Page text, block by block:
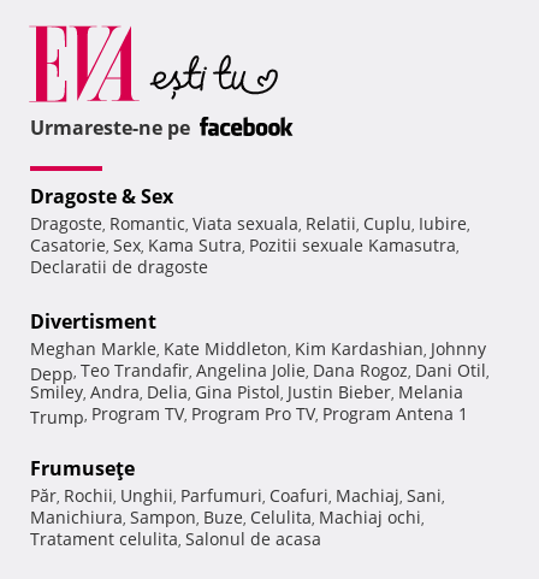
Urmareste-ne pe
Dragoste & Sex
Dragoste, Romantic, Viata sexuala, Relatii, Cuplu, Iubire,
Casatorie, Sex, Kama Sutra, Pozitii sexuale Kamasutra,
Declaratii de dragoste
Divertisment
Meghan Markle, Kate Middleton, Kim Kardashian, Johnny
Depp, Teo Trandafir, Angelina Jolie, Dana Rogoz, Dani Otil,
Smiley, Andra, Delia, Gina Pistol, Justin Bieber, Melania
Trump, Program TV, Program Pro TV, Program Antena 1
Frumuseţe
Păr, Rochii, Unghii, Parfumuri, Coafuri, Machiaj, Sani,
Manichiura, Sampon, Buze, Celulita, Machiaj ochi,
Tratament celulita, Salonul de acasa